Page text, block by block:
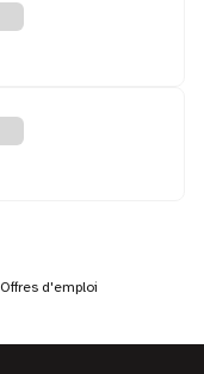
Offres d'emploi